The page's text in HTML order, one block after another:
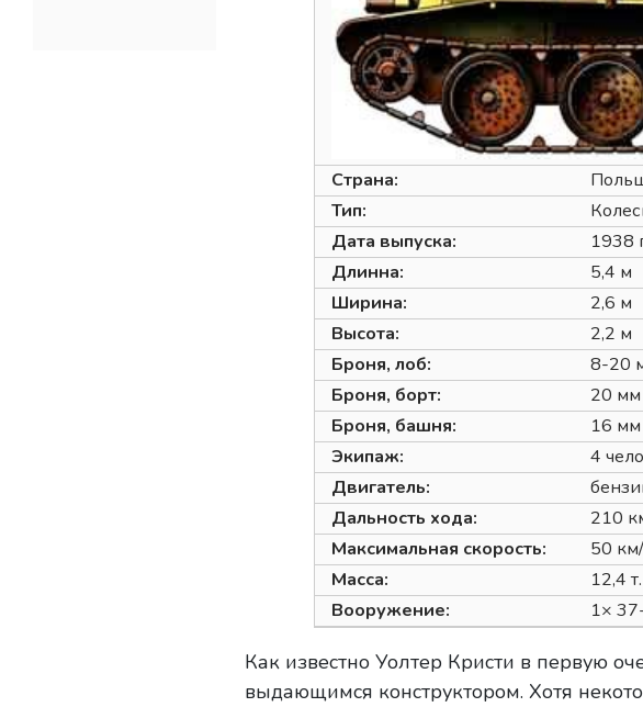
Страна:
Тип:
Дата выпуска:
1938
Длинна:
5,4 м
Ширина:
2,6 м
Высота:
2,2 м
Броня, лоб:
8-20
Броня, борт:
20 мм
Броня, башня:
16 мм
Экипаж:
4
Двигатель:
Дальность хода:
210
Максимальная скорость:
50
Масса:
12,4 т.
Вооружение:
1×
Как известно Уолтер Кристи в первую
выдающимся конструктором. Хотя